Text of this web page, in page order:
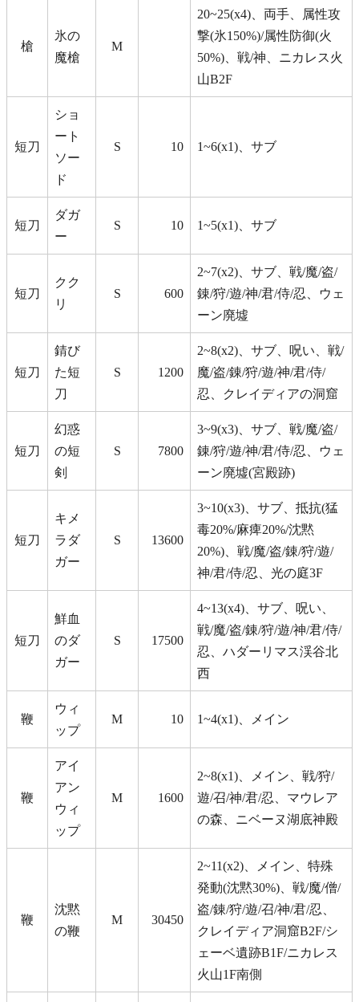
槍
氷の
魔槍
M
20~25(x4)、両手、属性攻
撃(氷150%)/属性防御(火
50%)、戦/神、ニカレス火
山B2F
短刀
ショ
ート
ソー
ド
S 10 1~6(x1)、サブ
短刀
ダガ
ー
S 10 1~5(x1)、サブ
短刀
クク
リ
S 600
2~7(x2)、サブ、戦/魔/盗/
錬/狩/遊/神/君/侍/忍、ウェ
ーン廃墟
短刀
錆び
た短
刀
S 1200
2~8(x2)、サブ、呪い、戦/
魔/盗/錬/狩/遊/神/君/侍/
忍、クレイディアの洞窟
短刀
幻惑
の短
剣
S 7800
3~9(x3)、サブ、戦/魔/盗/
錬/狩/遊/神/君/侍/忍、ウェ
ーン廃墟(宮殿跡)
短刀
キメ
ラダ
ガー
S 13600
3~10(x3)、サブ、抵抗(猛
毒20%/麻痺20%/沈黙
20%)、戦/魔/盗/錬/狩/遊/
神/君/侍/忍、光の庭3F
短刀
鮮血
のダ
ガー
S 17500
4~13(x4)、サブ、呪い、
戦/魔/盗/錬/狩/遊/神/君/侍/
忍、ハダーリマス渓谷北
西
鞭
ウィ
ップ
M 10 1~4(x1)、メイン
鞭
アイ
アン
ウィ
ップ
M 1600
2~8(x1)、メイン、戦/狩/
遊/召/神/君/忍、マウレア
の森、ニベーヌ湖底神殿
鞭
沈黙
の鞭
M 30450
2~11(x2)、メイン、特殊
発動(沈黙30%)、戦/魔/僧/
盗/錬/狩/遊/召/神/君/忍、
クレイディア洞窟B2F/シ
ェーベ遺跡B1F/ニカレス
火山1F南側